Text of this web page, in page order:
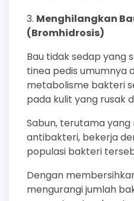
Menghilangkan
(Bromhidrosis)
Bau tidak sedap yang
tinea pedis umumnya
metabolisme bakteri
pada kulit yang rusak
Sabun, terutama yang
antibakteri, bekerja
populasi bakteri
Dengan
mengurangi jumlah